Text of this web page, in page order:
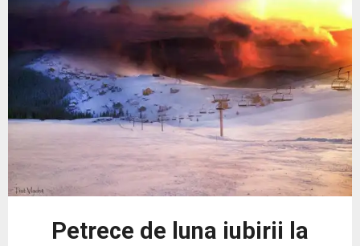
Petrece de luna iubirii la